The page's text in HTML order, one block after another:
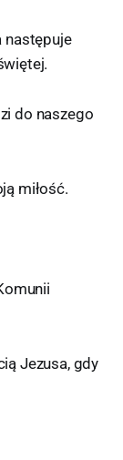
następuje
do naszego
miłość.
Jezusa, gdy